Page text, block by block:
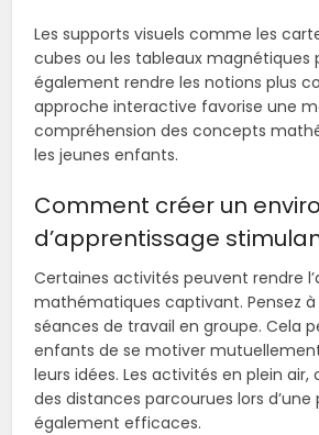
Les supports visuels comme les
cubes ou les tableaux magnétiques
également rendre les notions plus
approche interactive favorise une
compréhension des concepts
les jeunes enfants.
Comment créer un
d’apprentissage
Certaines activités peuvent rendre
mathématiques captivant. Pensez à
séances de travail en groupe. Cela
enfants de se motiver
leurs idées. Les activités en plein
des distances parcourues lors
également efficaces.